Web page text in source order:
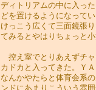
ディトリアムの中に入っ
どを置けるようになって
けっこう広くて三面鏡張
てみるとやはりちょっと小
控え室でとりあえずチ
カドカと入ってきた。Ｙ
なんかやたらと体育会系
ンドにあまりこういう雰